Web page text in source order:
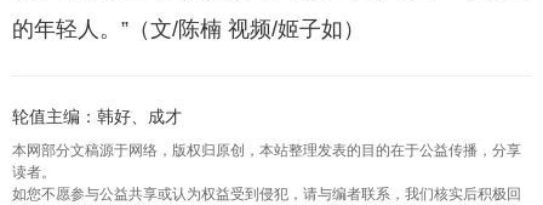
的年轻人。”（文/陈楠 视频/姬子如）
轮值主编：韩好、成才
本网部分文稿源于网络，版权归原创，本站整理发表的目的在于公益传播，分享
读者。
如您不愿参与公益共享或认为权益受到侵犯，请与编者联系，我们核实后积极回